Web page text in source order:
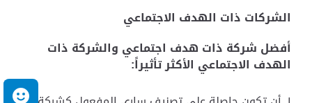
الشركات ذات الهدف الاجتماعي
أفضل شركة ذات هدف اجتماعي والشركة ذات
الهدف الاجتماعي الأكثر تأثيراً: